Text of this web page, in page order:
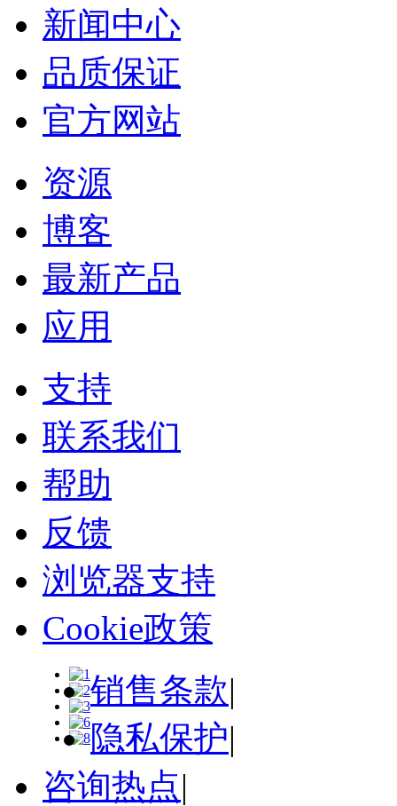
新闻中心
品质保证
官方网站
资源
博客
最新产品
应用
支持
联系我们
帮助
反馈
浏览器支持
Cookie政策
销售条款|
隐私保护|
咨询热点|